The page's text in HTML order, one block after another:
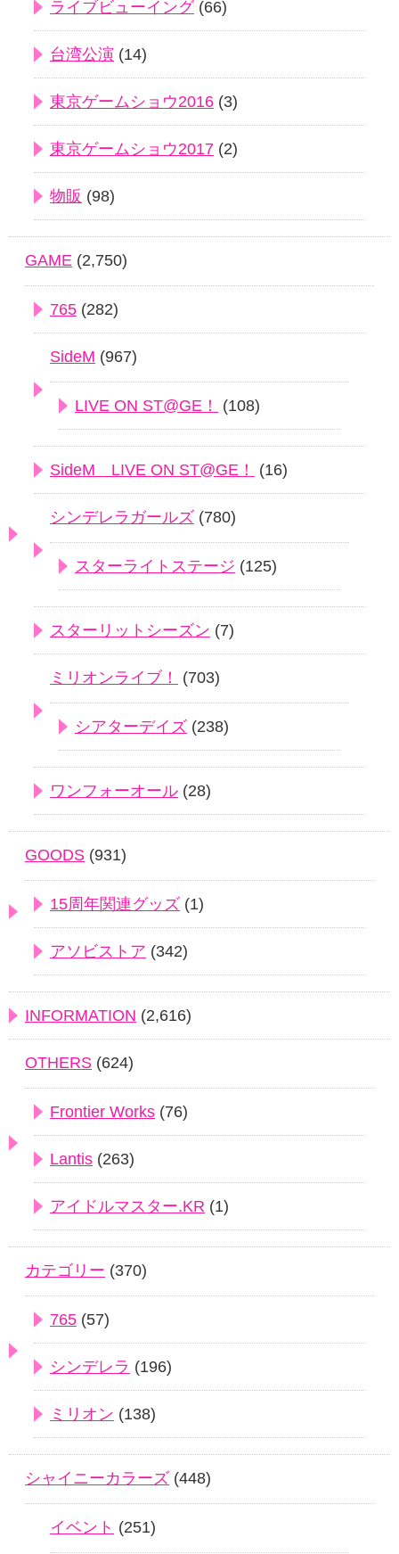
ライブビューイング(66)
台湾公演 (14)
東京ゲームショウ2016 (3)
東京ゲームショウ2017 (2)
物販 (98)
GAME (2,750)
765 (282)
SideM (967)
LIVE ON ST@GE！ (108)
SideM LIVE ON ST@GE！ (16)
シンデレラガールズ (780)
スターライトステージ (125)
スターリットシーズン (7)
ミリオンライブ！ (703)
シアターデイズ (238)
ワンフォーオール (28)
GOODS (931)
15周年関連グッズ (1)
アソビストア (342)
INFORMATION (2,616)
OTHERS (624)
Frontier Works (76)
Lantis (263)
アイドルマスター.KR (1)
カテゴリー (370)
765 (57)
シンデレラ (196)
ミリオン (138)
シャイニーカラーズ (448)
イベント (251)